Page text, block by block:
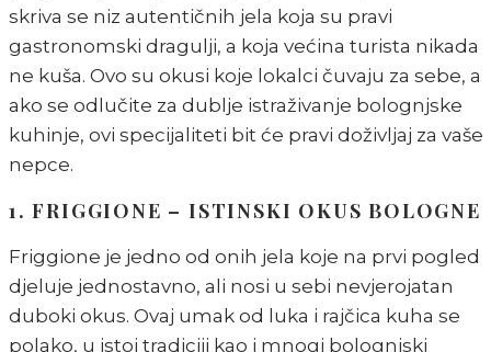
skriva se niz autentičnih jela koja su pravi
gastronomski dragulji, a koja većina turista nikada
ne kuša. Ovo su okusi koje lokalci čuvaju za sebe, a
ako se odlučite za dublje istraživanje bolognjske
kuhinje, ovi specijaliteti bit će pravi doživljaj za vaše
nepce.
1. FRIGGIONE – ISTINSKI OKUS BOLOGNE
Friggione je jedno od onih jela koje na prvi pogled
djeluje jednostavno, ali nosi u sebi nevjerojatan
duboki okus. Ovaj umak od luka i rajčica kuha se
polako, u istoj tradiciji kao i mnogi bolognjski